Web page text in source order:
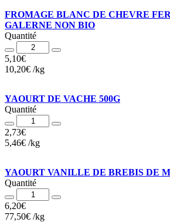
FROMAGE BLANC DE CHEVRE
GALERNE NON BIO
QuantitéQuantité
5,10€
10,20€ /kg
YAOURT DE VACHE 500G
QuantitéQuantité
2,73€
5,46€ /kg
YAOURT VANILLE DE BREBIS DE
QuantitéQuantité
6,20€
77,50€ /kg